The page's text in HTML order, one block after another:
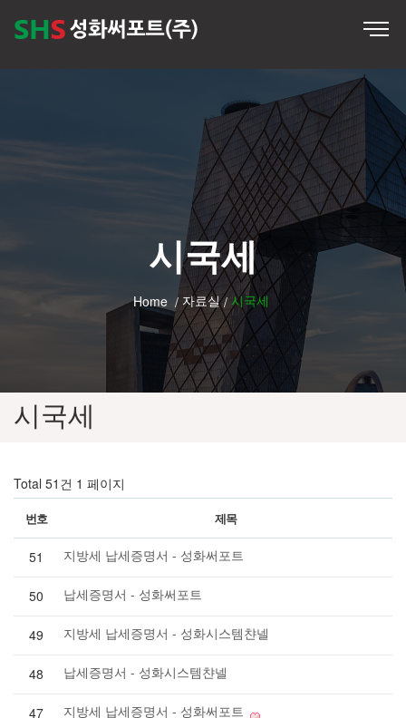
시국세
Home 자료실 시국세
시국세
Total 51건 1 페이지
번호 제목
51 지방세 납세증명서 - 성화써포트
50 납세증명서 - 성화써포트
49 지방세 납세증명서 - 성화시스템챤넬
48 납세증명서 - 성화시스템챤넬
47 지방세 납세증명서 - 성화써포트